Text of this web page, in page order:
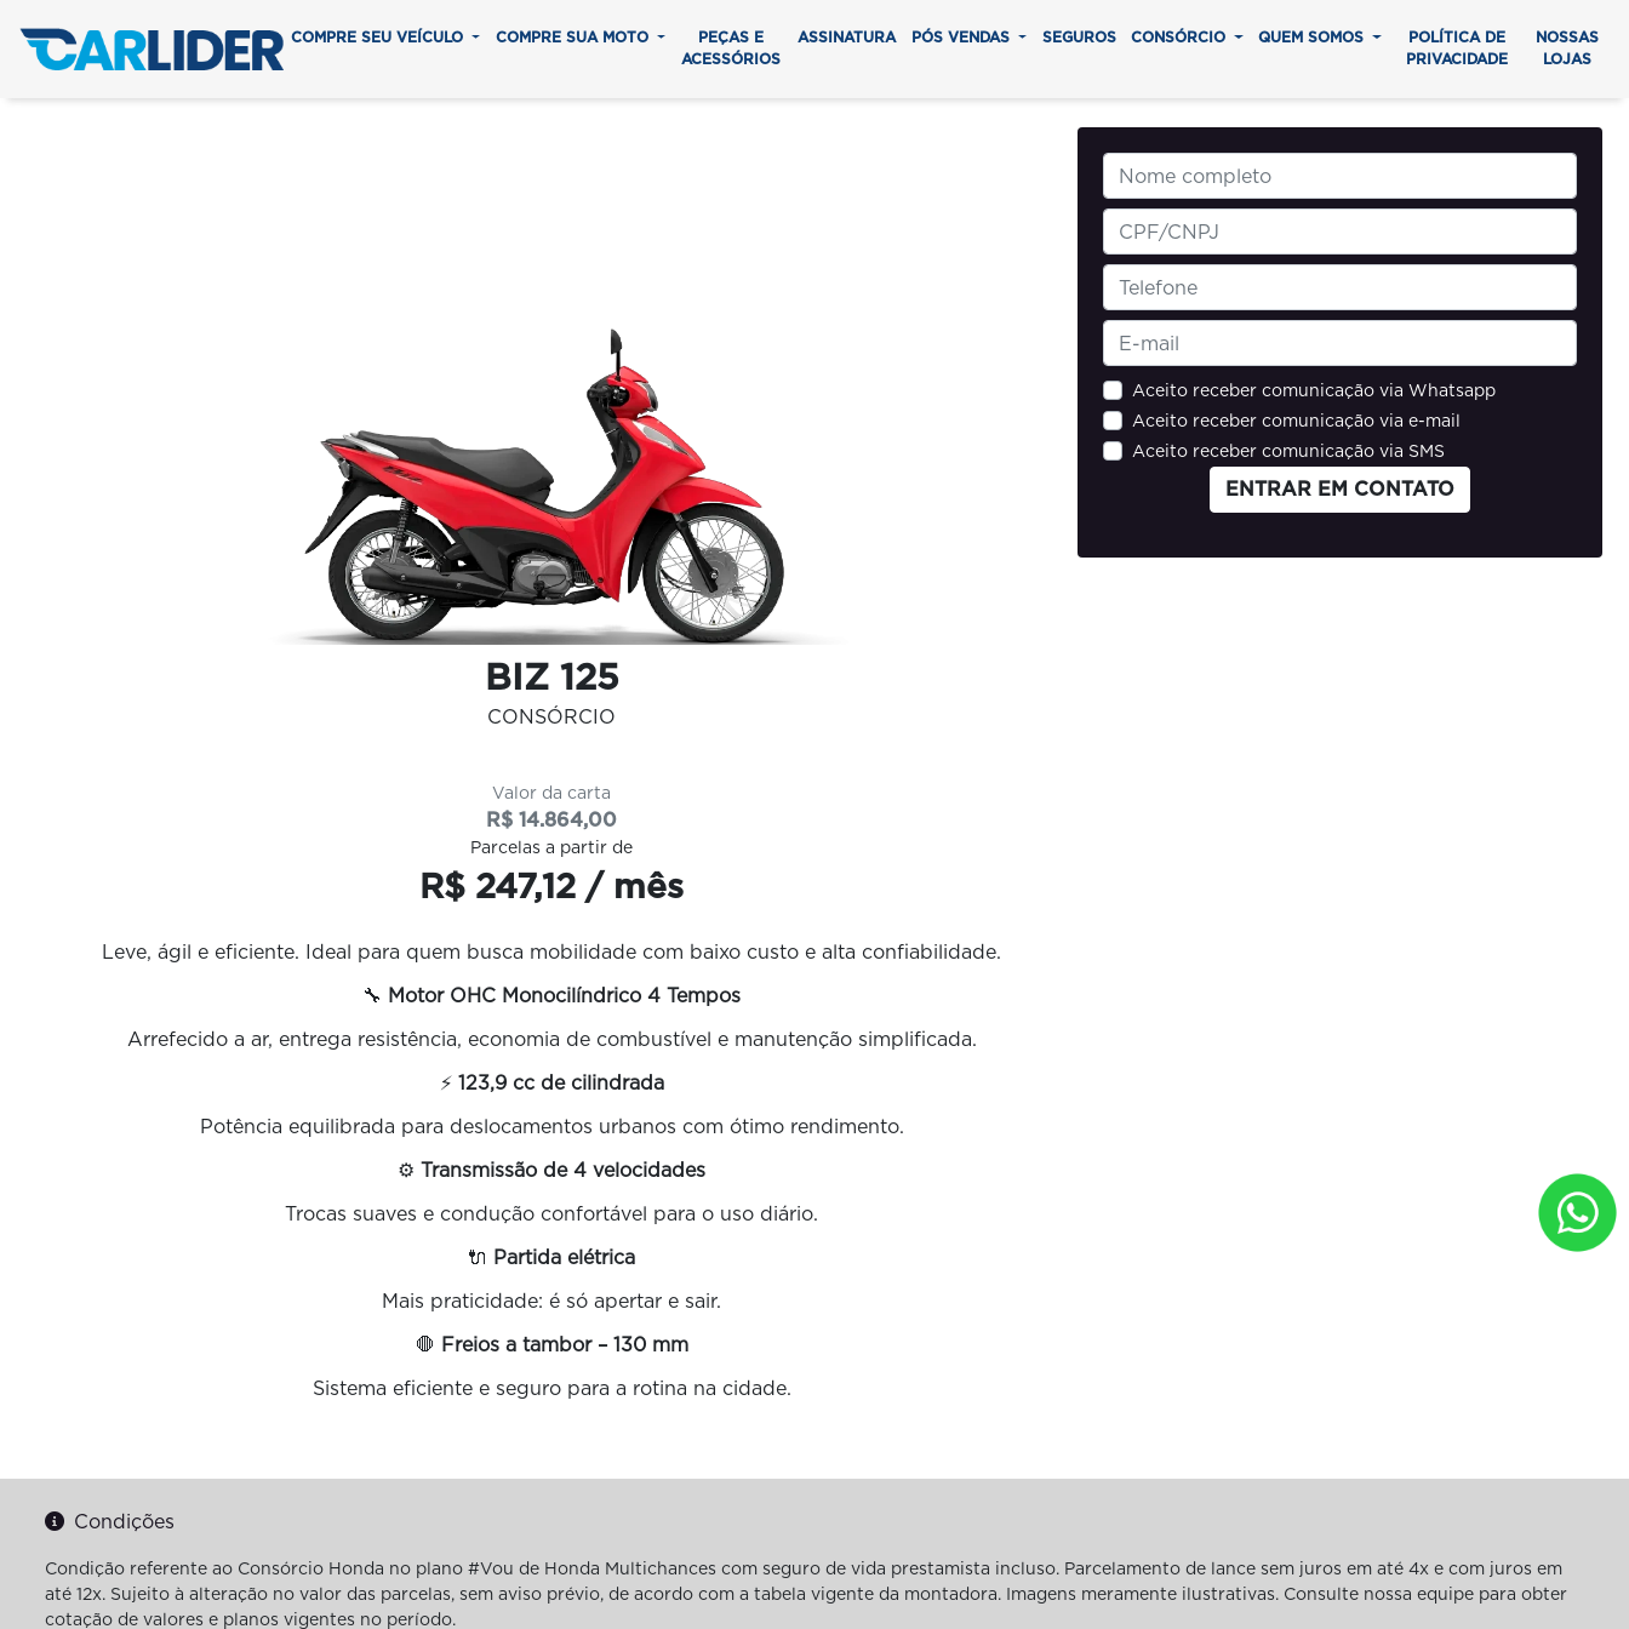
COMPRE SEU VEÍCULO COMPRE SUA MOTO
PEÇAS E
ACESSÓRIOS
ASSINATURA PÓS VENDAS SEGUROS CONSÓRCIO QUEM SOMOS
POLÍTICA DE
PRIVACIDADE
NOSSAS
LOJAS
BIZ 125
CONSÓRCIO
Valor da carta
R$ 14.864,00
Parcelas a partir de
R$ 247,12 / mês
Leve, ágil e eficiente. Ideal para quem busca mobilidade com baixo custo e alta confiabilidade.
🔧 Motor OHC Monocilíndrico 4 Tempos
Arrefecido a ar, entrega resistência, economia de combustível e manutenção simplificada.
⚡ 123,9 cc de cilindrada
Potência equilibrada para deslocamentos urbanos com ótimo rendimento.
⚙️Transmissão de 4 velocidades
Trocas suaves e condução confortável para o uso diário.
🔌 Partida elétrica
Mais praticidade: é só apertar e sair.
🛑 Freios a tambor – 130 mm
Sistema eficiente e seguro para a rotina na cidade.
Aceito receber comunicação via Whatsapp
Aceito receber comunicação via e-mail
Aceito receber comunicação via SMS
ENTRAR EM CONTATO
Condições
Condição referente ao Consórcio Honda no plano #Vou de Honda Multichances com seguro de vida prestamista incluso. Parcelamento de lance sem juros em até 4x e com juros em
até 12x. Sujeito à alteração no valor das parcelas, sem aviso prévio, de acordo com a tabela vigente da montadora. Imagens meramente ilustrativas. Consulte nossa equipe para obter
cotação de valores e planos vigentes no período.